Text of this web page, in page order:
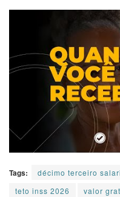
Tags: décimo terceiro
teto inss 2026
valor